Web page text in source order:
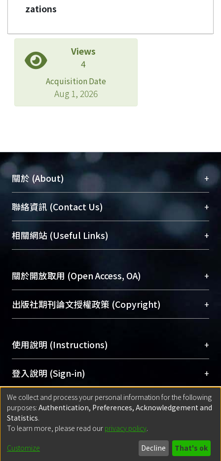
zations
Views
4
Acquisition Date
Aug 1, 2026
關於 (About) +
臺大位居世界頂尖大學之列，為永久珍藏及向國際
展現本校豐碩的研究成果及學術能量，圖書館整合
機構典藏（NTUR）與學術庫（AH）不同功能平
台，成為臺大學術典藏NTU scholars。期能整合研
成果。
To permanently archive and promote researcher
profiles and scholarly works, Library integrates the
services of “NTU Repository” with “Academic
聯絡資訊 (Contact Us) +
總館學科館員(Main Library)
醫學圖書館學科館員(Medical Library)
Sciences Library)
相關網站 (Useful Links) +
關於開放取用 (Open Access, OA) +
開放取用是從使用者角度提升資訊取用性的社會運
動，應用在學術研究上是透過將研究著作公開供使
用逐年攀升。同時可加速研究發展、提升研究影響
Archive）平台。 （點選深入了解OA）
出版社期刊論文授權政策 (Copyright) +
含部分內容的版權非匯入者所有，或由第三方贊
助與合作完成，請確認該版權所有者及第三方同
意提供此授權。
Please represent that the submission is your
original work, and that you have the right to
grant the rights to upload.
若欲上傳已出版的全文電子檔，可使用
policy finder
網站查詢，以確認出版單位之版權
政策。
使用說明 (Instructions) +
網站簡介(Quickstart Guide)
使用手冊(Instruction Manual)
線上預約服務(Booking Service)
登入說明 (Sign-in) +
方案一：臺灣大學計算機中心帳號登入
(With C&INC Email Account)
方案二：ORCID帳號登入(With ORCID)
匯入著作 (Submission) +
方案一：定期更新ORCID者，以ID匯入
for identifier (ORCID))
方案二：
(Default mode Submission)
Built withDSpace-CRIS software
- Extension maintained and optimized
We collect and process your personal information for the following
purposes: Authentication, Preferences, Acknowledgement and
Statistics.
To learn more, please read our privacy policy.
Customize Decline That's ok